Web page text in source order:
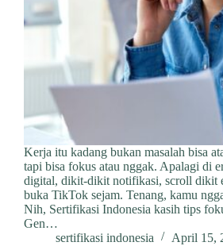
Kerja itu kadang bukan masalah bisa
tapi bisa fokus atau nggak. Apalagi di
digital, dikit-dikit notifikasi, scroll dikit
buka TikTok sejam. Tenang, kamu
Nih, Sertifikasi Indonesia kasih tips
Gen…
sertifikasi indonesia
April 15,